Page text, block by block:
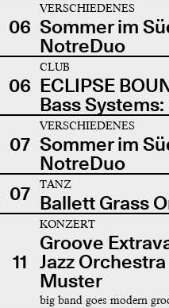
06
VERSCHIEDENES
Sommer im
NotreDuo
06
CLUB
ECLIPSE
Bass
07
VERSCHIEDENES
Sommer im
NotreDuo
07
TANZ
Ballett Grass
11
KONZERT
Groove
Jazz
Muster
big band goes modern